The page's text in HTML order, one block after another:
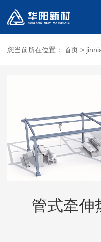
您当前所在位置： 首页 >
管式牵伸